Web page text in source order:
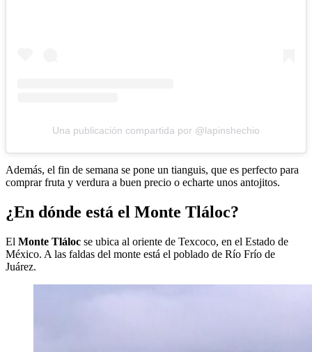
Una publicación compartida por @lapinshechio
Además, el fin de semana se pone un tianguis, que es perfecto para
comprar fruta y verdura a buen precio o echarte unos antojitos.
¿En dónde está el Monte Tláloc?
El Monte Tláloc se ubica al oriente de Texcoco, en el Estado de
México. A las faldas del monte está el poblado de Río Frío de
Juárez.